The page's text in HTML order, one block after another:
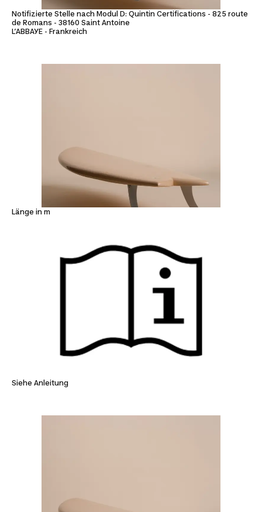
Notifizierte Stelle nach Modul D: Quintin Certifications - 825 route
de Romans - 38160 Saint Antoine
L’ABBAYE - Frankreich
Länge in m
Siehe Anleitung